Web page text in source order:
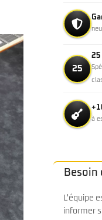
25
25
à
Besoin
L'équipe
informer